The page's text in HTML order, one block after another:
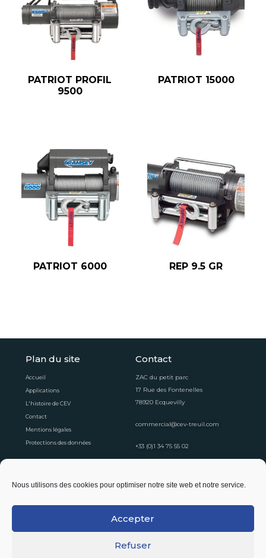
Nous utilisons des cookies pour optimiser notre site web et notre service.
Accepter
Refuser
PATRIOT PROFIL
9500
PATRIOT 15000
PATRIOT 6000 REP 9.5 GR
Plan du site
Accueil
Applications
L'histoire de CEV
Contact
Mentions légales
Protections des données
Contact
ZAC du petit parc
17 Rue des Fontenelles
78920 Ecquevilly
commercial@cev-treuil.com
+33 (0)1 34 75 55 02
Horaires d'ouvertures